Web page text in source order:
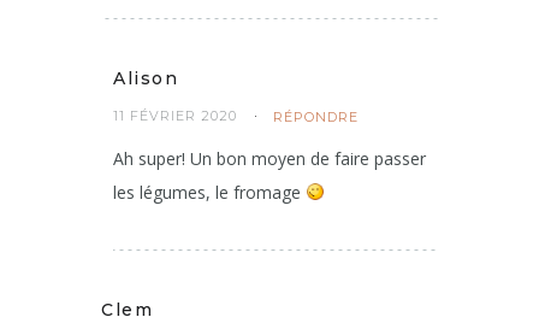
Alison
11 FÉVRIER 2020 RÉPONDRE
Ah super! Un bon moyen de faire passer
les légumes, le fromage
Clem